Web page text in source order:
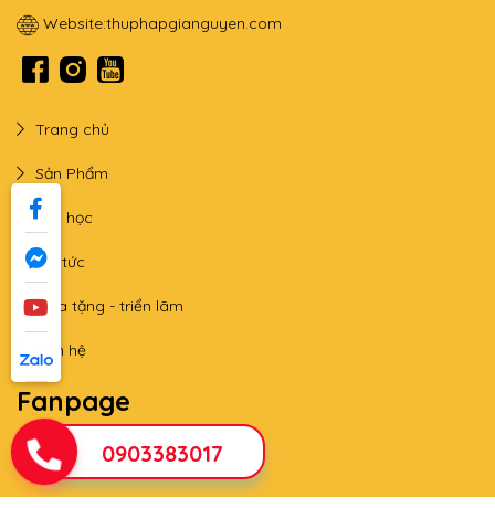
Website:thuphapgianguyen.com
Trang chủ
Sản Phẩm
Lớp học
Tin tức
Qùa tặng - triển lãm
Liên hệ
Fanpage
0903383017